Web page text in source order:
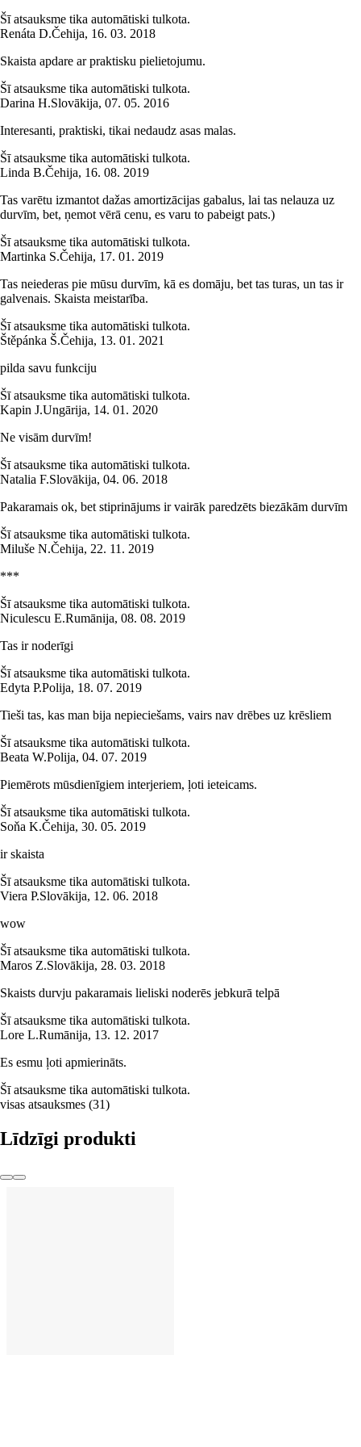
Šī atsauksme tika automātiski tulkota.
Renáta D.Čehija, 16. 03. 2018
Skaista apdare ar praktisku pielietojumu.
Šī atsauksme tika automātiski tulkota.
Darina H.Slovākija, 07. 05. 2016
Interesanti, praktiski, tikai nedaudz asas malas.
Šī atsauksme tika automātiski tulkota.
Linda B.Čehija, 16. 08. 2019
Tas varētu izmantot dažas amortizācijas gabalus, lai tas nelauza uz
durvīm, bet, ņemot vērā cenu, es varu to pabeigt pats.)
Šī atsauksme tika automātiski tulkota.
Martinka S.Čehija, 17. 01. 2019
Tas neiederas pie mūsu durvīm, kā es domāju, bet tas turas, un tas ir
galvenais. Skaista meistarība.
Šī atsauksme tika automātiski tulkota.
Štěpánka Š.Čehija, 13. 01. 2021
pilda savu funkciju
Šī atsauksme tika automātiski tulkota.
Kapin J.Ungārija, 14. 01. 2020
Ne visām durvīm!
Šī atsauksme tika automātiski tulkota.
Natalia F.Slovākija, 04. 06. 2018
Pakaramais ok, bet stiprinājums ir vairāk paredzēts biezākām durvīm
Šī atsauksme tika automātiski tulkota.
Miluše N.Čehija, 22. 11. 2019
***
Šī atsauksme tika automātiski tulkota.
Niculescu E.Rumānija, 08. 08. 2019
Tas ir noderīgi
Šī atsauksme tika automātiski tulkota.
Edyta P.Polija, 18. 07. 2019
Tieši tas, kas man bija nepieciešams, vairs nav drēbes uz krēsliem
Šī atsauksme tika automātiski tulkota.
Beata W.Polija, 04. 07. 2019
Piemērots mūsdienīgiem interjeriem, ļoti ieteicams.
Šī atsauksme tika automātiski tulkota.
Soňa K.Čehija, 30. 05. 2019
ir skaista
Šī atsauksme tika automātiski tulkota.
Viera P.Slovākija, 12. 06. 2018
wow
Šī atsauksme tika automātiski tulkota.
Maros Z.Slovākija, 28. 03. 2018
Skaists durvju pakaramais lieliski noderēs jebkurā telpā
Šī atsauksme tika automātiski tulkota.
Lore L.Rumānija, 13. 12. 2017
Es esmu ļoti apmierināts.
Šī atsauksme tika automātiski tulkota.
visas atsauksmes (31)
Līdzīgi produkti